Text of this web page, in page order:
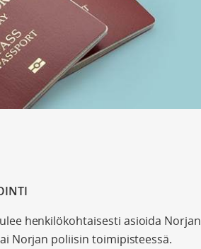
henkilökohtaisesti asioida
Norjan poliisin toimipisteessä.